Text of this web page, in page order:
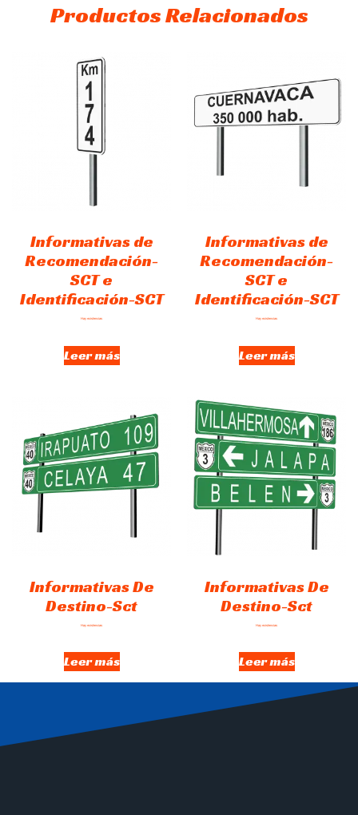
Productos Relacionados
Informativas de
Recomendación-
SCT e
Identificación-SCT
Hay existencias
Leer más
Informativas de
Recomendación-
SCT e
Identificación-SCT
Hay existencias
Leer más
Informativas De
Destino-Sct
Hay existencias
Leer más
Informativas De
Destino-Sct
Hay existencias
Leer más